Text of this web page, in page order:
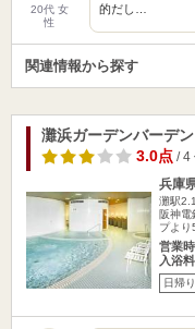
20代 女
性
的だし…
関連情報から探す
灘浜ガーデンバーデン
3.0点/ 4
兵庫
灘駅
阪神電
プより
営業
入浴
日帰り